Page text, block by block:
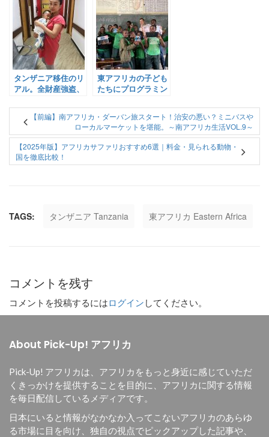
タンザニア移住のリ
アル。全財産強盗、
日1食生活を乗り越
えて～Yukaの自己
紹介③～
東アフリカの子ども
たちにプログラミン
プログラミング教育
ツアーの主催者にイ
ンタビューしてみた
【前編】南アフリカ・ダーバン旅スタート！治安の悪い？ミニバスや
ローカルマーケットを堪能。～南アフリカ生活VOL.9～
【2025年版】アフリカサファリおすすめ6選｜料金・見られる動物・
国を徹底比較！
TAGS: タンザニア Tanzania 東アフリカ Eastern Africa
コメントを残す
コメントを投稿するにはログイン してください。
About Pick-Up! アフリカ
Pick-Up! アフリカは、 アフリカをもっと身近に感じていただ
くきっかけを提供することを目的に、 アフリカに関する情報
を毎日配信しているメディアです。
日本にいると情報がなかなか入ってこないアフリカのあらゆ
る市場に目を向け、独自の視点でピックアップした記事や、